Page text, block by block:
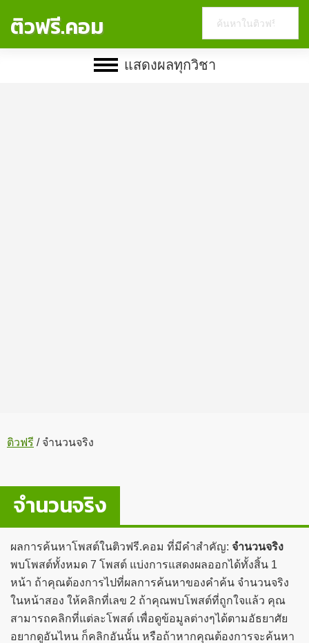
ติวฟรี.คอม
website
แสดงผลทุกวิชา
ติวฟรี /จำนวนจริง
จำนวนจริง
ผลการค้นหาโพสต์ในติวฟรี.คอม ที่มีคำสำคัญ: จำนวนจริง
พบโพสต์ทั้งหมด 7 โพสต์ แบ่งการแสดงผลออกได้ทั้งสิ้น 1
หน้า ถ้าคุณต้องการไปที่ผลการค้นหาของคำค้น จำนวนจริง
ในหน้าสอง ให้คลิกที่เลข 2 ถ้าคุณพบโพสต์ที่ถูกใจแล้ว คุณ
สามารถคลิกที่แต่ละโพสต์ เพื่อดูข้อมูลต่างๆได้ตามอัธยาศัย
อยากดูอันไหน ก็คลิกอันนั้น หรือถ้าหากคุณต้องการจะค้นหา